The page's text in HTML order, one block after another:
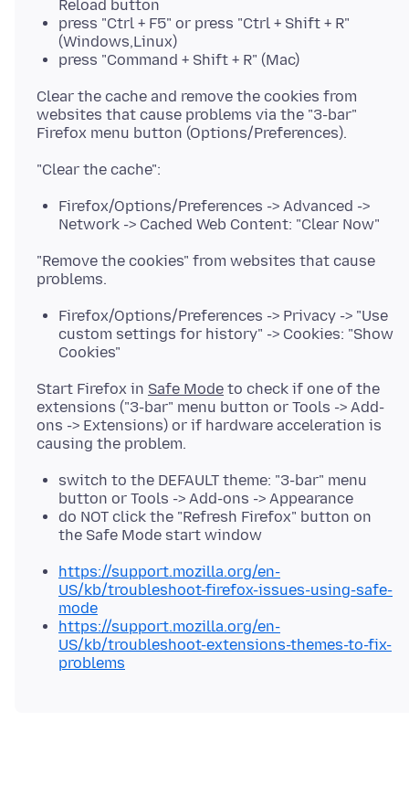
Reload button
press "Ctrl + F5" or press "Ctrl + Shift + R"
(Windows,Linux)
press "Command + Shift + R" (Mac)
Clear the cache and remove the cookies from
websites that cause problems via the "3-bar"
Firefox/Options/Preferences -> Advanced ->
Network -> Cached Web Content: "Clear Now"
"Remove the cookies" from websites that cause
Firefox/Options/Preferences -> Privacy -> "Use
custom settings for history" -> Cookies: "Show
Cookies"
Start Firefox in Safe Mode to check if one of the
extensions ("3-bar" menu button or Tools -> Add-
ons -> Extensions) or if hardware acceleration is
switch to the DEFAULT theme: "3-bar" menu
button or Tools -> Add-ons -> Appearance
do NOT click the "Refresh Firefox" button on
the Safe Mode start window
https://support.mozilla.org/en-
US/kb/troubleshoot-firefox-issues-using-safe-
mode
https://support.mozilla.org/en-
US/kb/troubleshoot-extensions-themes-to-fix-
problems